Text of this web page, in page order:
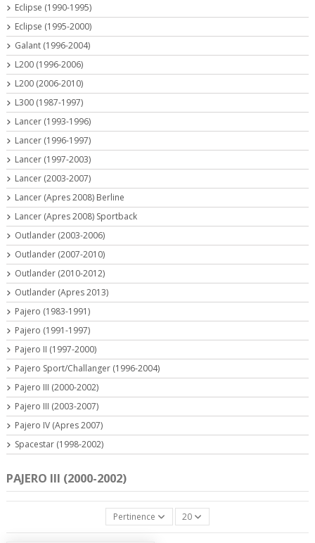
PAJERO III (2000-2002)
Pertinence 20
Eclipse (1990-1995)
Eclipse (1995-2000)
Galant (1996-2004)
L200 (1996-2006)
L200 (2006-2010)
L300 (1987-1997)
Lancer (1993-1996)
Lancer (1996-1997)
Lancer (1997-2003)
Lancer (2003-2007)
Lancer (Apres 2008) Berline
Lancer (Apres 2008) Sportback
Outlander (2003-2006)
Outlander (2007-2010)
Outlander (2010-2012)
Outlander (Apres 2013)
Pajero (1983-1991)
Pajero (1991-1997)
Pajero II (1997-2000)
Pajero Sport/Challanger (1996-2004)
Pajero III (2000-2002)
Pajero III (2003-2007)
Pajero IV (Apres 2007)
Spacestar (1998-2002)